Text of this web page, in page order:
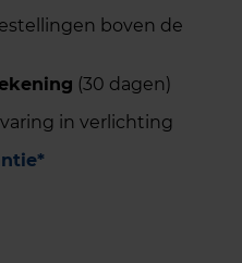
boven de
(30 dagen)
in verlichting